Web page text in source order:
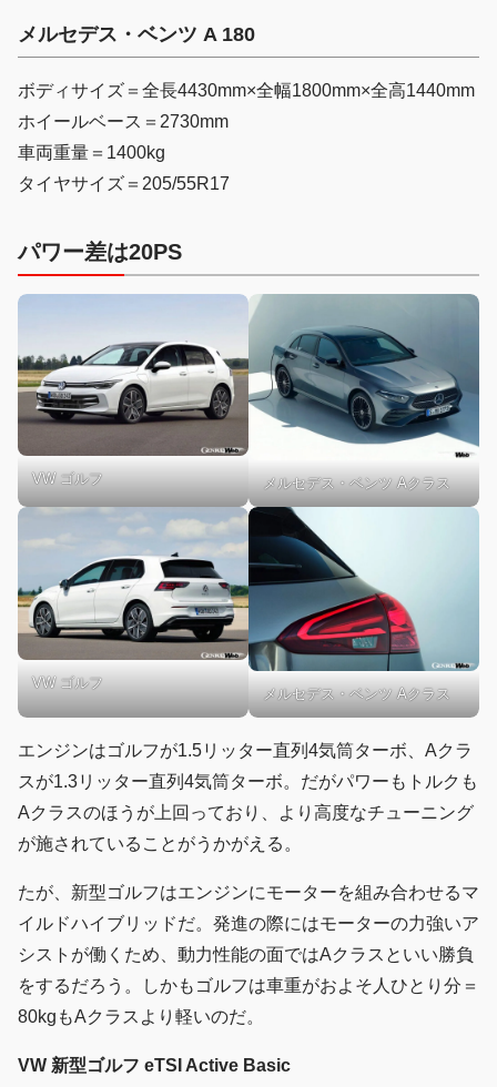
メルセデス・ベンツ A 180
ボディサイズ＝全長4430mm×全幅1800mm×全高1440mm
ホイールベース＝2730mm
車両重量＝1400kg
タイヤサイズ＝205/55R17
パワー差は20PS
VW ゴルフ メルセデス・ベンツ Aクラス
VW ゴルフ
メルセデス・ベンツ Aクラス
エンジンはゴルフが1.5リッター直列4気筒ターボ、Aクラ
スが1.3リッター直列4気筒ターボ。だがパワーもトルクも
Aクラスのほうが上回っており、より高度なチューニング
が施されていることがうかがえる。
たが、新型ゴルフはエンジンにモーターを組み合わせるマ
イルドハイブリッドだ。発進の際にはモーターの力強いア
シストが働くため、動力性能の面ではAクラスといい勝負
をするだろう。しかもゴルフは車重がおよそ人ひとり分＝
80kgもAクラスより軽いのだ。
VW 新型ゴルフ eTSI Active Basic